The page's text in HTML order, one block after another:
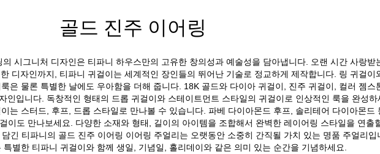
골드 진주 이어링
시그니처 디자인은 티파니 하우스만의 고유한 창의성과 예술성을 담아냅니다. 오랜 시간 사랑받
디자인까지, 티파니 귀걸이는 세계적인 장인들의 뛰어난 기술로 정교하게 제작합니다. 링 귀걸이
은 물론 특별한 날에도 우아함을 더해 줍니다. 18K 골드와 다이아 귀걸이, 진주 귀걸이, 컬러 젬스
인입니다. 독창적인 형태의 드롭 귀걸이와 스테이트먼트 스타일의 귀걸이로 인상적인 룩을 완성하
는 스터드, 후프, 드롭 스타일로 만나볼 수 있습니다. 파베 다이아몬드 후프, 솔리테어 다이아몬드
이도 만나보세요. 다양한 소재와 형태, 길이의 아이템을 조합해서 완벽한 레이어링 스타일을 연출
긴 티파니의 골드 진주 이어링 이어링 주얼리는 오랫동안 소중히 간직될 가치 있는 명품 주얼리입
별한 티파니 귀걸이와 함께 생일, 기념일, 홀리데이와 같은 의미 있는 순간을 기념하세요.